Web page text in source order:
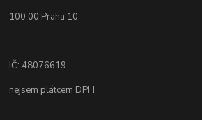
100 00 Praha 10
IČ: 48076619
nejsem plátcem DPH